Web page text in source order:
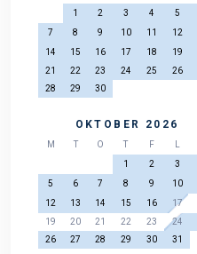
1
2 3 4 5
7
8 9 10 11 12
14
15 16 17 18 19
21
22 23 24 25 26
28
29 30
OKTOBER 2026
M T O T F L
1
2 3
5
6 7 8 9 10
12
13 14 15 16 17
19
20 21 22 23 24
26
27 28 29 30 31